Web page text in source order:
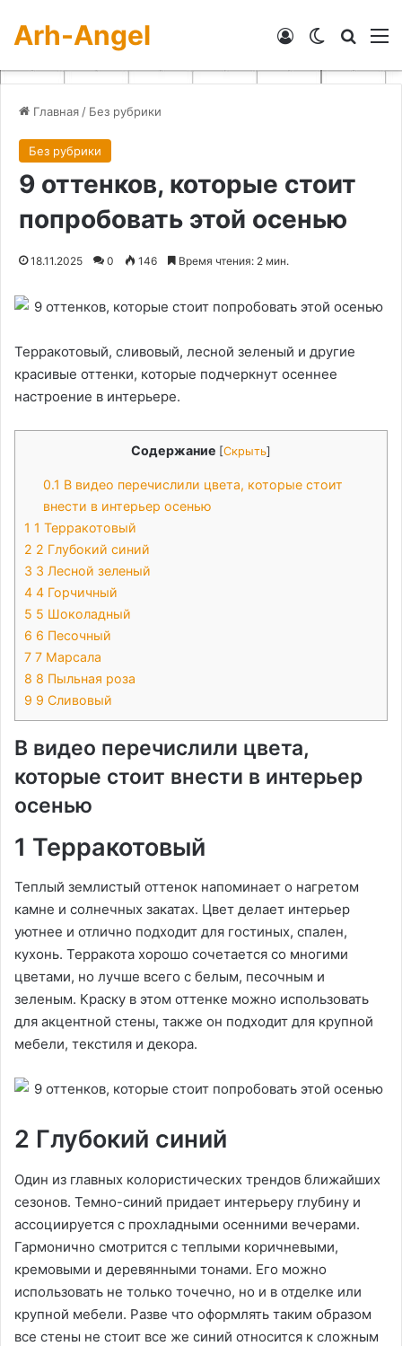
Arh-Angel Switch skin
Войти
Главная / Без рубрики
Без рубрики
9 оттенков, которые стоит
попробовать этой осенью
18.11.2025 0 146 Время чтения: 2 мин.
Терракотовый, сливовый, лесной зеленый и другие
красивые оттенки, которые подчеркнут осеннее
настроение в интерьере.
Содержание [Скрыть]
0.1 В видео перечислили цвета, которые стоит
внести в интерьер осенью
1 1 Терракотовый
2 2 Глубокий синий
3 3 Лесной зеленый
4 4 Горчичный
5 5 Шоколадный
6 6 Песочный
7 7 Марсала
8 8 Пыльная роза
9 9 Сливовый
В видео перечислили цвета,
которые стоит внести в интерьер
осенью
1 Терракотовый
Теплый землистый оттенок напоминает о нагретом
камне и солнечных закатах. Цвет делает интерьер
уютнее и отлично подходит для гостиных, спален,
кухонь. Терракота хорошо сочетается со многими
цветами, но лучше всего с белым, песочным и
зеленым. Краску в этом оттенке можно использовать
для акцентной стены, также он подходит для крупной
мебели, текстиля и декора.
2 Глубокий синий
Один из главных колористических трендов ближайших
сезонов. Темно-синий придает интерьеру глубину и
ассоциируется с прохладными осенними вечерами.
Гармонично смотрится с теплыми коричневыми,
кремовыми и деревянными тонами. Его можно
использовать не только точечно, но и в отделке или
крупной мебели. Разве что оформлять таким образом
все стены не стоит все же синий относится к сложным